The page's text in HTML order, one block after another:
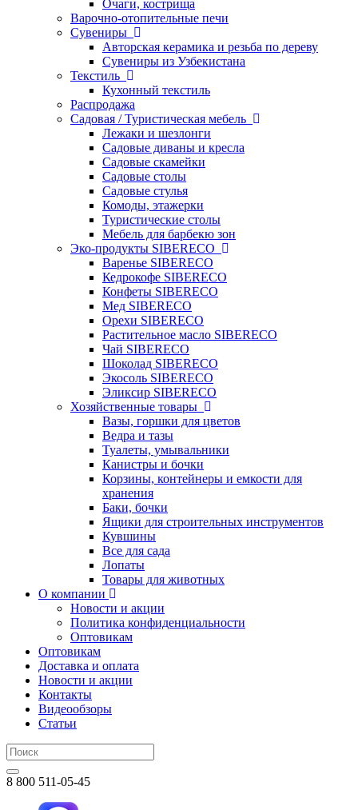
Очаги, кострища
Варочно-отопительные печи
Сувениры
Авторская керамика и резьба по дереву
Сувениры из Узбекистана
Текстиль
Кухонный текстиль
Распродажа
Садовая / Туристическая мебель
Лежаки и шезлонги
Садовые диваны и кресла
Садовые скамейки
Садовые столы
Садовые стулья
Комоды, этажерки
Туристические столы
Мебель для барбекю зон
Эко-продукты SIBERECO
Варенье SIBERECO
Кедрокофе SIBERECO
Конфеты SIBERECO
Мед SIBERECO
Орехи SIBERECO
Растительное масло SIBERECO
Чай SIBERECO
Шоколад SIBERECO
Экосоль SIBERECO
Эликсир SIBERECO
Хозяйственные товары
Вазы, горшки для цветов
Ведра и тазы
Туалеты, умывальники
Канистры и бочки
Корзины, контейнеры и емкости для
хранения
Баки, бочки
Ящики для строительных инструментов
Кувшины
Все для сада
Лопаты
Товары для животных
О компании
Новости и акции
Политика конфиденциальности
Оптовикам
Оптовикам
Доставка и оплата
Новости и акции
Контакты
Видеообзоры
Статьи
8 800 511-05-45